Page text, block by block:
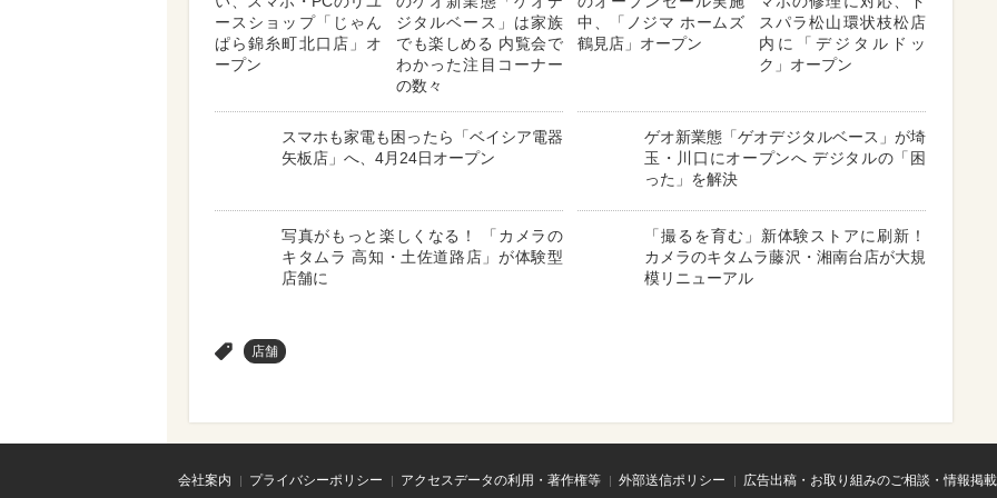
ースショップ「じゃん
ぱら錦糸町北口店」オ
ープン
ジタルベース」は家族
でも楽しめる 内覧会で
わかった注目コーナー
の数々
中、「ノジマ ホームズ
鶴見店」オープン
スパラ松山環状枝松店
内に「デジタルドッ
ク」オープン
スマホも家電も困ったら「ベイシア電器
矢板店」へ、4月24日オープン
ゲオ新業態「ゲオデジタルベース」が埼
玉・川口にオープンへ デジタルの「困
った」を解決
写真がもっと楽しくなる！ 「カメラの
キタムラ 高知・土佐道路店」が体験型
店舗に
「撮るを育む」新体験ストアに刷新！
カメラのキタムラ藤沢・湘南台店が大規
模リニューアル
店舗
会社案内 プライバシーポリシー アクセスデータの利用・著作権等 外部送信ポリシー 広告出稿・お取り組みのご相談・情報掲